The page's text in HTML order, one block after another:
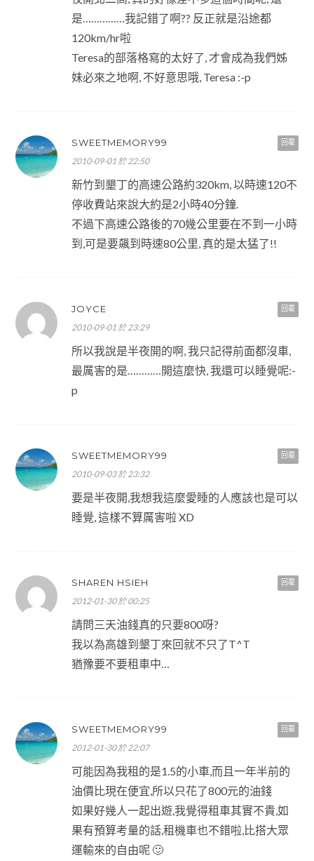
是……………我記錯了啊?? 反正就是沿途都
120km/hr啦
Teresa的部落格寫的太好了, 才會成為我們姊
妹必來之地啊, 不好意思哦, Teresa :-p
回覆
SWEETMEMORY99
2010-09-01 於 22:50
新竹到墾丁的高速公路約320km, 以時速120不
停收費站來說大約是2小時40分鐘.
不過下高速公路後的70幾公里要在不到一小時
到,可是要飆到時速80公里, 真的是太猛了!!
回覆
JOYCE
2010-09-01 於 23:29
所以我說是半夜開的啊, 我只記得前面都沒車,
最厲害的是…………開這麼快, 我還可以睡覺呢:-
p
回覆
SWEETMEMORY99
2010-09-03 於 23:32
要是半夜開,我想我這麼愛睡的人應該也是可以
睡覺, 這樣不算厲害啦 XD
回覆
SHAREN HSIEH
2012-01-30 於 00:25
請問三天油錢真的只要800呀?
我以為高雄到墾丁來回就不只了T^T
猶豫要不要租車中…
回覆
SWEETMEMORY99
2012-01-30 於 22:07
可能因為我租的是1.5的小車,而且一年半前的
油價比現在便宜,所以只花了800元的油錢
如果好幾人一起出遊,我覺得租車其實不貴,如
果有預算考量的話,租機車也不錯啦,比搭大眾
運輸來的自由呢 🙂